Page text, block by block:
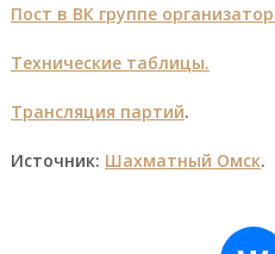
Пост в ВК группе
Технические таблицы.
Трансляция партий.
Источник: Шахматный Омск.